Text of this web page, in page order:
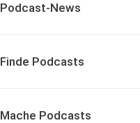
Podcast-News
Finde Podcasts
Mache Podcasts